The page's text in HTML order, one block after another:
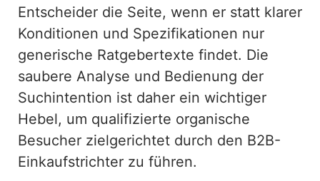
Entscheider die Seite, wenn er statt klarer
Konditionen und Spezifikationen nur
generische Ratgebertexte findet. Die
saubere Analyse und Bedienung der
Suchintention ist daher ein wichtiger
Hebel, um qualifizierte organische
Besucher zielgerichtet durch den B2B-
Einkaufstrichter zu führen.